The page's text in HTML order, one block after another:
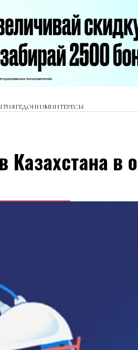
ГЕДОНИЗМИНТЕРЕСЫ
Казахстана в